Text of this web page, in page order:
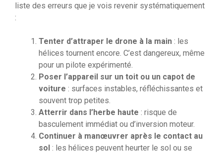
liste des erreurs que je vois revenir systématiquement
:
Tenter d’attraper le drone à la main : les
hélices tournent encore. C’est dangereux, même
pour un pilote expérimenté.
Poser l’appareil sur un toit ou un capot de
voiture : surfaces instables, réfléchissantes et
souvent trop petites.
Atterrir dans l’herbe haute : risque de
basculement immédiat ou d’inversion moteur.
Continuer à manœuvrer après le contact au
sol : les hélices peuvent heurter le sol ou se